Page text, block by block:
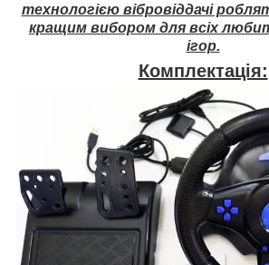
технологією вібровіддачі
кращим вибором для всіх
ігор.
Комплектація: